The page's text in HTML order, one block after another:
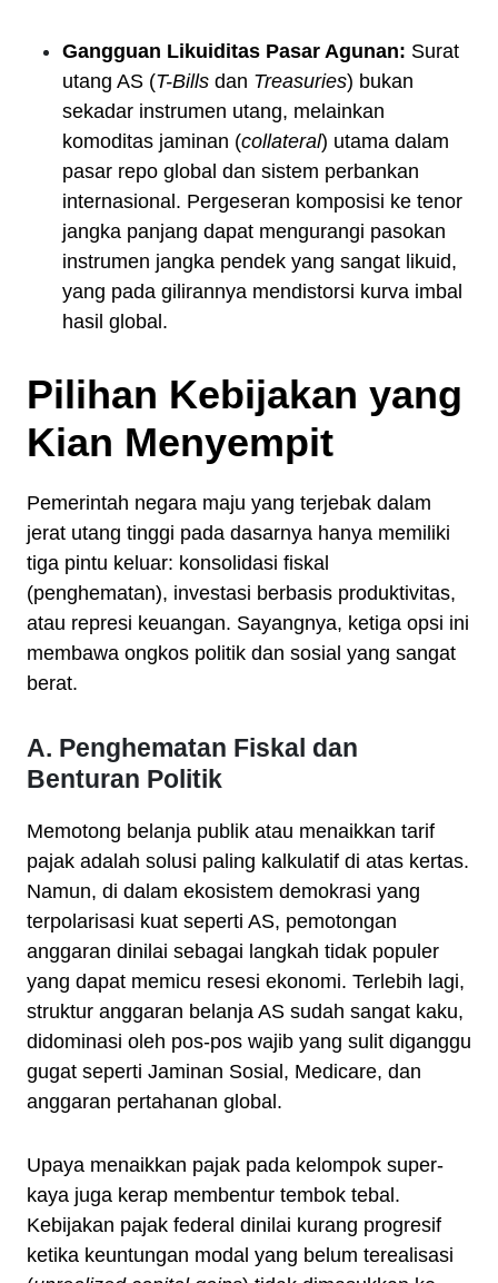
Gangguan Likuiditas Pasar Agunan: Surat
utang AS (T-Bills dan Treasuries) bukan
sekadar instrumen utang, melainkan
komoditas jaminan (collateral) utama dalam
pasar repo global dan sistem perbankan
internasional. Pergeseran komposisi ke tenor
jangka panjang dapat mengurangi pasokan
instrumen jangka pendek yang sangat likuid,
yang pada gilirannya mendistorsi kurva imbal
hasil global.
Pilihan Kebijakan yang
Kian Menyempit
Pemerintah negara maju yang terjebak dalam
jerat utang tinggi pada dasarnya hanya memiliki
tiga pintu keluar: konsolidasi fiskal
(penghematan), investasi berbasis produktivitas,
atau represi keuangan. Sayangnya, ketiga opsi ini
membawa ongkos politik dan sosial yang sangat
berat.
A. Penghematan Fiskal dan
Benturan Politik
Memotong belanja publik atau menaikkan tarif
pajak adalah solusi paling kalkulatif di atas kertas.
Namun, di dalam ekosistem demokrasi yang
terpolarisasi kuat seperti AS, pemotongan
anggaran dinilai sebagai langkah tidak populer
yang dapat memicu resesi ekonomi. Terlebih lagi,
struktur anggaran belanja AS sudah sangat kaku,
didominasi oleh pos-pos wajib yang sulit diganggu
gugat seperti Jaminan Sosial, Medicare, dan
anggaran pertahanan global.
Upaya menaikkan pajak pada kelompok super-
kaya juga kerap membentur tembok tebal.
Kebijakan pajak federal dinilai kurang progresif
ketika keuntungan modal yang belum terealisasi